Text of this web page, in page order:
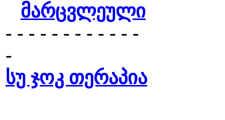
მარცვლეული
- - - - - - - - - - - -
-
სუ ჯოკ თერაპია